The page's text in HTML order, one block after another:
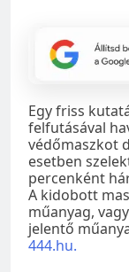
Egy friss
felfutásával
védőmaszkot
esetben
percenként
A kidobott
műanyag,
jelentő
444.hu.